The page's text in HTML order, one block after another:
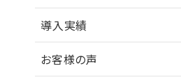
導入実績
お客様の声